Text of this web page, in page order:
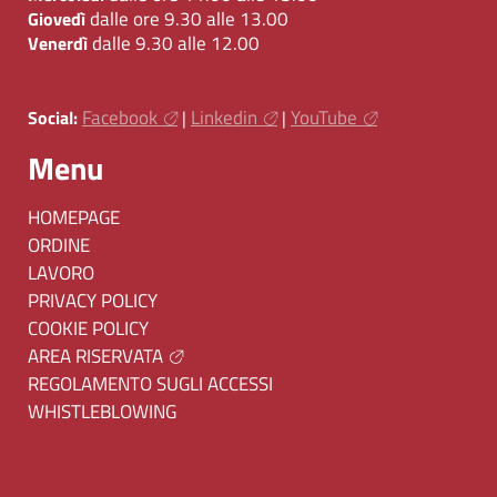
Giovedìdalle ore 9.30 alle 13.00
Venerdìdalle 9.30 alle 12.00
Social: Facebook | Linkedin | YouTube
Menu
HOMEPAGE
ORDINE
LAVORO
PRIVACY POLICY
COOKIE POLICY
AREA RISERVATA
REGOLAMENTO SUGLI ACCESSI
WHISTLEBLOWING